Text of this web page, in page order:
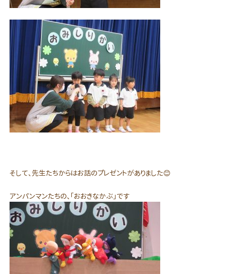
そして、先生たちからはお話のプレゼントがありました😊
アンパンマンたちの、「おおきなかぶ」です